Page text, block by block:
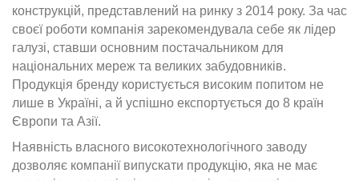
конструкцій, представлений на ринку з 2014 року. За час
своєї роботи компанія зарекомендувала себе як лідер
галузі, ставши основним постачальником для
національних мереж та великих забудовників.
Продукція бренду користується високим попитом не
лише в Україні, а й успішно експортується до 8 країн
Європи та Азії.
Наявність власного високотехнологічного заводу
дозволяє компанії випускати продукцію, яка не має